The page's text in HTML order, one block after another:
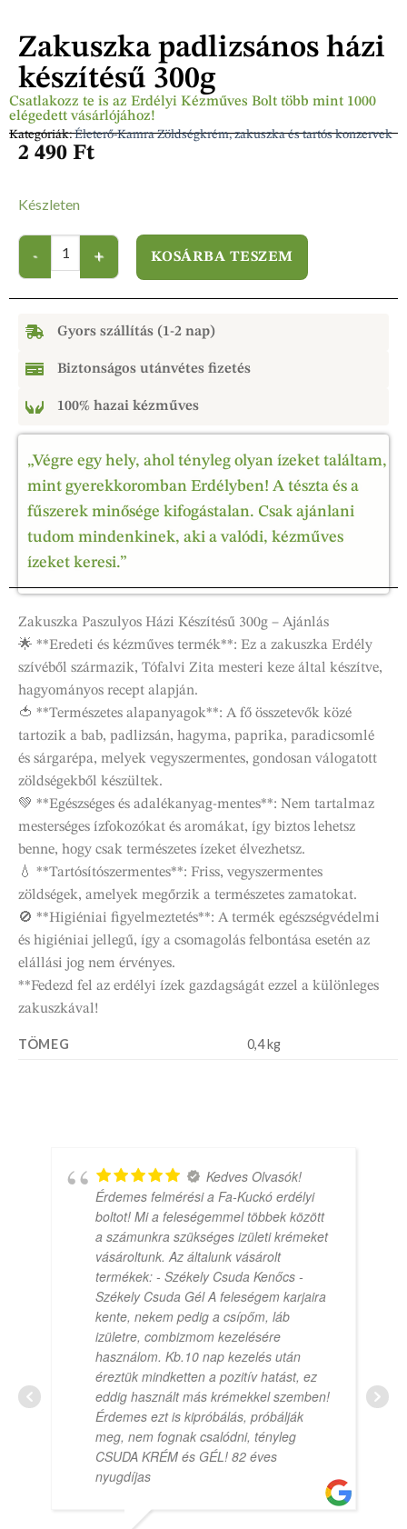
Csatlakozz te is az Erdélyi Kézműves Bolt több mint 1000
elégedett vásárlójához!
Kategóriák:Életerő-Kamra Zöldségkrém, zakuszka és tartós konzervek
Zakuszka padlizsános házi
készítésű 300g
2 490 Ft
Készleten
KOSÁRBA TESZEM
Gyors szállítás (1-2 nap)
Biztonságos utánvétes fizetés
100% hazai kézműves
„Végre egy hely, ahol tényleg olyan ízeket találtam,
mint gyerekkoromban Erdélyben! A tészta és a
fűszerek minősége kifogástalan. Csak ajánlani
tudom mindenkinek, aki a valódi, kézműves
ízeket keresi.”
Zakuszka Paszulyos Házi Készítésű 300g – Ajánlás
🌟 **Eredeti és kézműves termék**: Ez a zakuszka Erdély
szívéből származik, Tófalvi Zita mesteri keze által készítve,
hagyományos recept alapján.
🍅 **Természetes alapanyagok**: A fő összetevők közé
tartozik a bab, padlizsán, hagyma, paprika, paradicsomlé
és sárgarépa, melyek vegyszermentes, gondosan válogatott
zöldségekből készültek.
💚 **Egészséges és adalékanyag-mentes**: Nem tartalmaz
mesterséges ízfokozókat és aromákat, így biztos lehetsz
benne, hogy csak természetes ízeket élvezhetsz.
💧 **Tartósítószermentes**: Friss, vegyszermentes
zöldségek, amelyek megőrzik a természetes zamatokat.
🚫 **Higiéniai figyelmeztetés**: A termék egészségvédelmi
és higiéniai jellegű, így a csomagolás felbontása esetén az
elállási jog nem érvényes.
**Fedezd fel az erdélyi ízek gazdagságát ezzel a különleges
zakuszkával!
TÖMEG 0,4 kg
Kedves Olvasók!
Érdemes felmérési a Fa-Kuckó erdélyi
boltot! Mi a feleségemmel többek között
a számunkra szükséges izületi krémeket
vásároltunk. Az általunk vásárolt
termékek: - Székely Csuda Kenőcs -
Székely Csuda Gél A feleségem karjaira
kente, nekem pedig a csípőm, láb
izületre, combizmom kezelésére
használom. Kb.10 nap kezelés után
éreztük mindketten a pozitív hatást, ez
eddig használt más krémekkel szemben!
Érdemes ezt is kipróbálás, próbálják
meg, nem fognak csalódni, tényleg
CSUDA KRÉM és GÉL! 82 éves
nyugdíjas